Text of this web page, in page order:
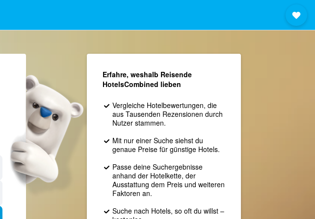
Erfahre, weshalb Reisende
HotelsCombined lieben
Vergleiche Hotelbewertungen, die
aus Tausenden Rezensionen durch
Nutzer stammen.
Mit nur einer Suche siehst du
genaue Preise für günstige Hotels.
Passe deine Suchergebnisse
anhand der Hotelkette, der
Ausstattung dem Preis und weiteren
Faktoren an.
Suche nach Hotels, so oft du willst –